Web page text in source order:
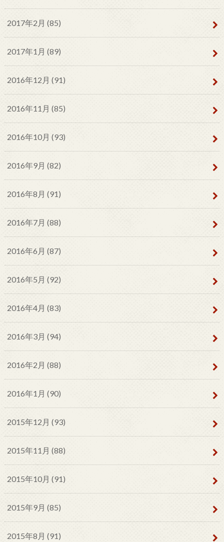
2017年2月 (85)
2017年1月 (89)
2016年12月 (91)
2016年11月 (85)
2016年10月 (93)
2016年9月 (82)
2016年8月 (91)
2016年7月 (88)
2016年6月 (87)
2016年5月 (92)
2016年4月 (83)
2016年3月 (94)
2016年2月 (88)
2016年1月 (90)
2015年12月 (93)
2015年11月 (88)
2015年10月 (91)
2015年9月 (85)
2015年8月 (91)